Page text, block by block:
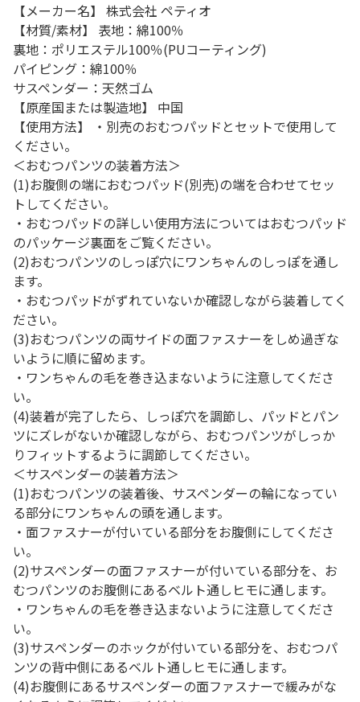
【メーカー名】 株式会社 ペティオ
【材質/素材】 表地：綿100％
裏地：ポリエステル100％(PUコーティング)
パイピング：綿100％
サスペンダー：天然ゴム
【原産国または製造地】 中国
【使用方法】 ・別売のおむつパッドとセットで使用して
ください。
＜おむつパンツの装着方法＞
(1)お腹側の端におむつパッド(別売)の端を合わせてセッ
トしてください。
・おむつパッドの詳しい使用方法についてはおむつパッド
のパッケージ裏面をご覧ください。
(2)おむつパンツのしっぽ穴にワンちゃんのしっぽを通し
ます。
・おむつパッドがずれていないか確認しながら装着してく
ださい。
(3)おむつパンツの両サイドの面ファスナーをしめ過ぎな
いように順に留めます。
・ワンちゃんの毛を巻き込まないように注意してくださ
い。
(4)装着が完了したら、しっぽ穴を調節し、パッドとパン
ツにズレがないか確認しながら、おむつパンツがしっか
りフィットするように調節してください。
＜サスペンダーの装着方法＞
(1)おむつパンツの装着後、サスペンダーの輪になってい
る部分にワンちゃんの頭を通します。
・面ファスナーが付いている部分をお腹側にしてくださ
い。
(2)サスペンダーの面ファスナーが付いている部分を、お
むつパンツのお腹側にあるベルト通しヒモに通します。
・ワンちゃんの毛を巻き込まないように注意してくださ
い。
(3)サスペンダーのホックが付いている部分を、おむつパ
ンツの背中側にあるベルト通しヒモに通します。
(4)お腹側にあるサスペンダーの面ファスナーで緩みがな